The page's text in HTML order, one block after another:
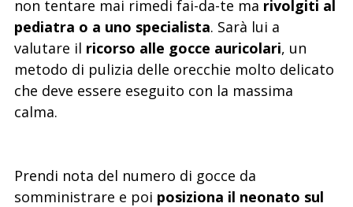
non tentare mai rimedi fai-da-te ma rivolgiti al
pediatra o a uno specialista. Sarà lui a
valutare il ricorso alle gocce auricolari, un
metodo di pulizia delle orecchie molto delicato
che deve essere eseguito con la massima
calma.
Prendi nota del numero di gocce da
somministrare e poi posiziona il neonato sul